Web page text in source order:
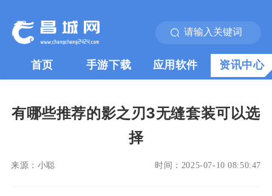
首页 手游下载 应用软件 资讯中心
有哪些推荐的影之刃3无缝套装可以选
择
来源： 小聪 时间： 2025-07-10 08:50:47